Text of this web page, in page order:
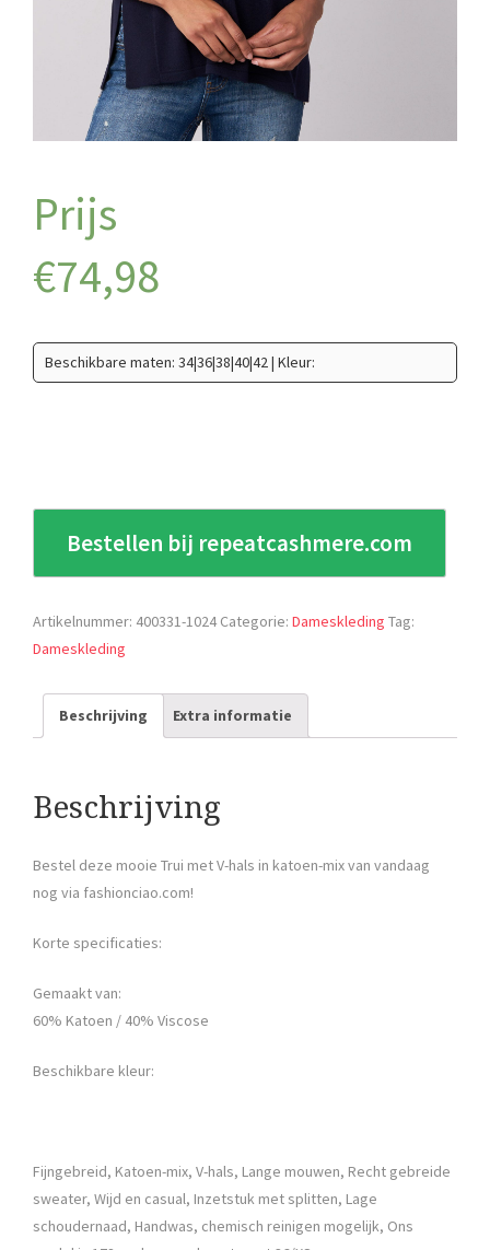
€74,98
Beschikbare maten: 34|36|38|40|42 | Kleur:
Bestellen bij repeatcashmere.com
Artikelnummer: 400331-1024 Categorie: Dameskleding Tag:
Dameskleding
Beschrijving Extra informatie
Beschrijving
Bestel deze mooie Trui met V-hals in katoen-mix van vandaag
nog via fashionciao.com!
Korte specificaties:
Gemaakt van:
60% Katoen / 40% Viscose
Beschikbare kleur:
Fijngebreid, Katoen-mix, V-hals, Lange mouwen, Recht gebreide
sweater, Wijd en casual, Inzetstuk met splitten, Lage
schoudernaad, Handwas, chemisch reinigen mogelijk, Ons